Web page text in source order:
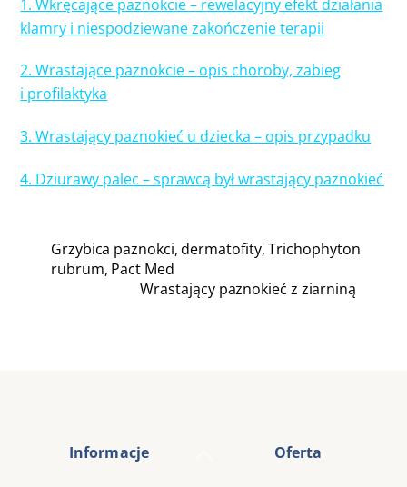
1. Wkręcające paznokcie – rewelacyjny efekt działania
klamry i niespodziewane zakończenie terapii
2. Wrastające paznokcie – opis choroby, zabieg
i profilaktyka
3.Wrastający paznokieć u dziecka – opis przypadku
4. Dziurawy palec – sprawcą był wrastający paznokieć
Grzybica paznokci, dermatofity, Trichophyton
rubrum, Pact Med
Wrastający paznokieć z ziarniną
Informacje Oferta